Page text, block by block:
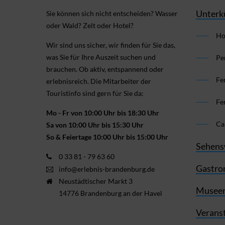
Sie können sich nicht ent­scheiden? Wasser
oder Wald? Zelt oder Hotel?
Wir sind uns sicher, wir finden für Sie das,
was Sie für Ihre Aus­zeit suchen und
brauchen. Ob aktiv, ent­spannend oder
erlebnis­reich. Die Mitarbeiter der
Touristinfo sind gern für Sie da:
Mo - Fr von 10:00 Uhr bis 18:30 Uhr
Sa von 10:00 Uhr bis 15:30 Uhr
So & Feiertage 10:00 Uhr bis 15:00 Uhr
0 33 81 - 79 63 60
info@erlebnis-brandenburg.de
Neustädtischer Markt 3
14776 Brandenburg an der Havel